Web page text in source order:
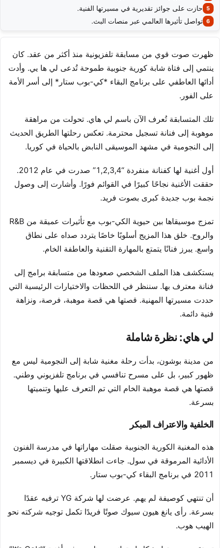
حازت على جوائز تقديرية في مسيرتها الفنية.
تواصل تأثيرها العالمي عبر منصات البث.
ظهرت صوت قوي من مسابقة تلفزيونية منذ أكثر من عقد. كان
ينتمي إلى فتاة شابة كورية جنوبية طموحة تُدعى لي ها يي. وأدت
أدائها العاطفي على برنامج البقاء *كي-بوب ستار* إلى أسر الأمة
على الفور.
تلك المتسابقة تُعرف الآن باسم لي هاي. تحولت من مراهقة
موهوبة إلى فنانة تسجيل محترمة. تعكس رحلتها الطريق الحديث
إلى النجومية في مشهد الموسيقى النابض بالحياة في كوريا.
أول أغنية لها كفنانة منفردة “1,2,3,4” صدرت في عام 2012.
حققت الأغنية نجاحًا كبيرًا في القوائم فورًا. وأشارت إلى وصول
نجمة بوب جديدة كبرى بصوت فريد.
تمزج موسيقاها بين حيوية الكي-بوب مع تأثيرات عميقة من R&B
والروح. خلق هذا المزيج أسلوبًا خاصًا يتردد صداه على نطاق
واسع. يبرز فنانًا يتمتع بالمهارة التقنية والعاطفة الخام.
يستكشف هذا الملف الشخصي صعودها من متسابقة برامج إلى
فنانة معترف بها. سننظر في اللحظات والاختيارات الرئيسية التي
حددت مسيرتها المهنية. قصتها هي قصة موهبة، فرصة، ونزاهة
فنية دائمة.
لي هاي: نظرة شاملة
من مدينة بوشون، بدأت رحلة مغنية شابة إلى النجومية ليس مع
ظهور كبير، بل على مسرح تنافسي في برنامج تلفزيوني وطني.
قصتها هي قصة موهبة الخام التي تم التعرف عليها وتنميتها
بسرعة.
الخلفية والاعتراف المبكر
هذه المغنية الكورية الجنوبية صقلت مهاراتها في مدرسة الفنون
الأدائية المرموقة في سول. جاءت انطلاقتها الكبيرة في ديسمبر
2011 في برنامج البقاء كي-بوب ستار.
أن تنتهي كوصيفة لم يهم. عرضت لها شركة YG ترفيه عقدًا
بسرعة. رأى يانغ هيون سيوك صوتًا فريدًا تكمل توجيه شركته نحو
الهيب هوب.